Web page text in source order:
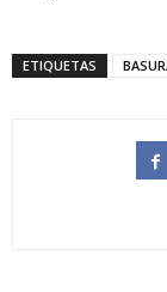
ETIQUETAS